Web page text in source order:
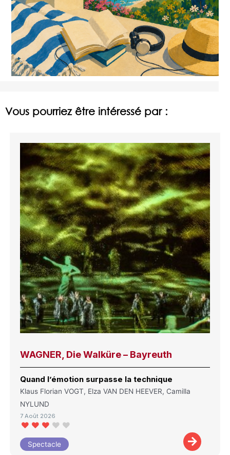
Vous pourriez être intéressé par :
WAGNER, Die Walküre – Bayreuth
Quand l’émotion surpasse la technique
Klaus Florian VOGT, Elza VAN DEN HEEVER, Camilla
NYLUND
7 Août 2026
Spectacle